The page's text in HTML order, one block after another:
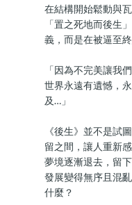
在結構開始鬆動與
「置之死地而後生
義，而是在被逼至
「因為不完美讓我
世界永遠有遺憾，
及…」
《後生》並不是試
留之間，讓人重新
夢境逐漸退去，留
發展變得無序且混
什麼？